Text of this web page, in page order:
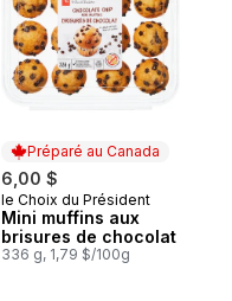
Préparé au Canada
6,00 $
Préparé au Canada
le Choix du Président
Mini muffins aux
brisures de chocolat
336 g, 1,79 $/100g